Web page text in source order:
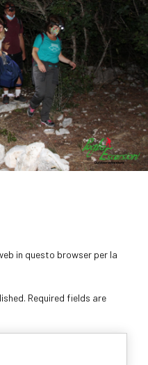
Required fields are
in questo browser per la